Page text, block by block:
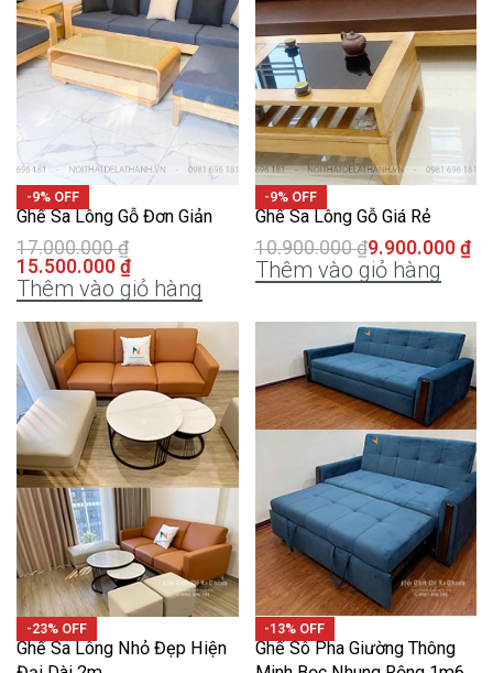
-9% OFF
Ghế Sa Lông Gỗ Đơn Giản
17.000.000₫
15.500.000 ₫
Thêm vào giỏ hàng
-9% OFF
Ghế Sa Lông Gỗ Giá Rẻ
10.900.000₫9.900.000 ₫
Thêm vào giỏ hàng
-23% OFF
Ghế Sa Lông Nhỏ Đẹp Hiện
-13% OFF
Ghế Sô Pha Giường Thông